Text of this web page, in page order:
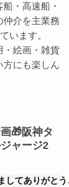
・高速船・
仲介を主業務
います。
・絵画・雑貨
方にも楽しん
🎁阪神タ
ャージ2
してありがと